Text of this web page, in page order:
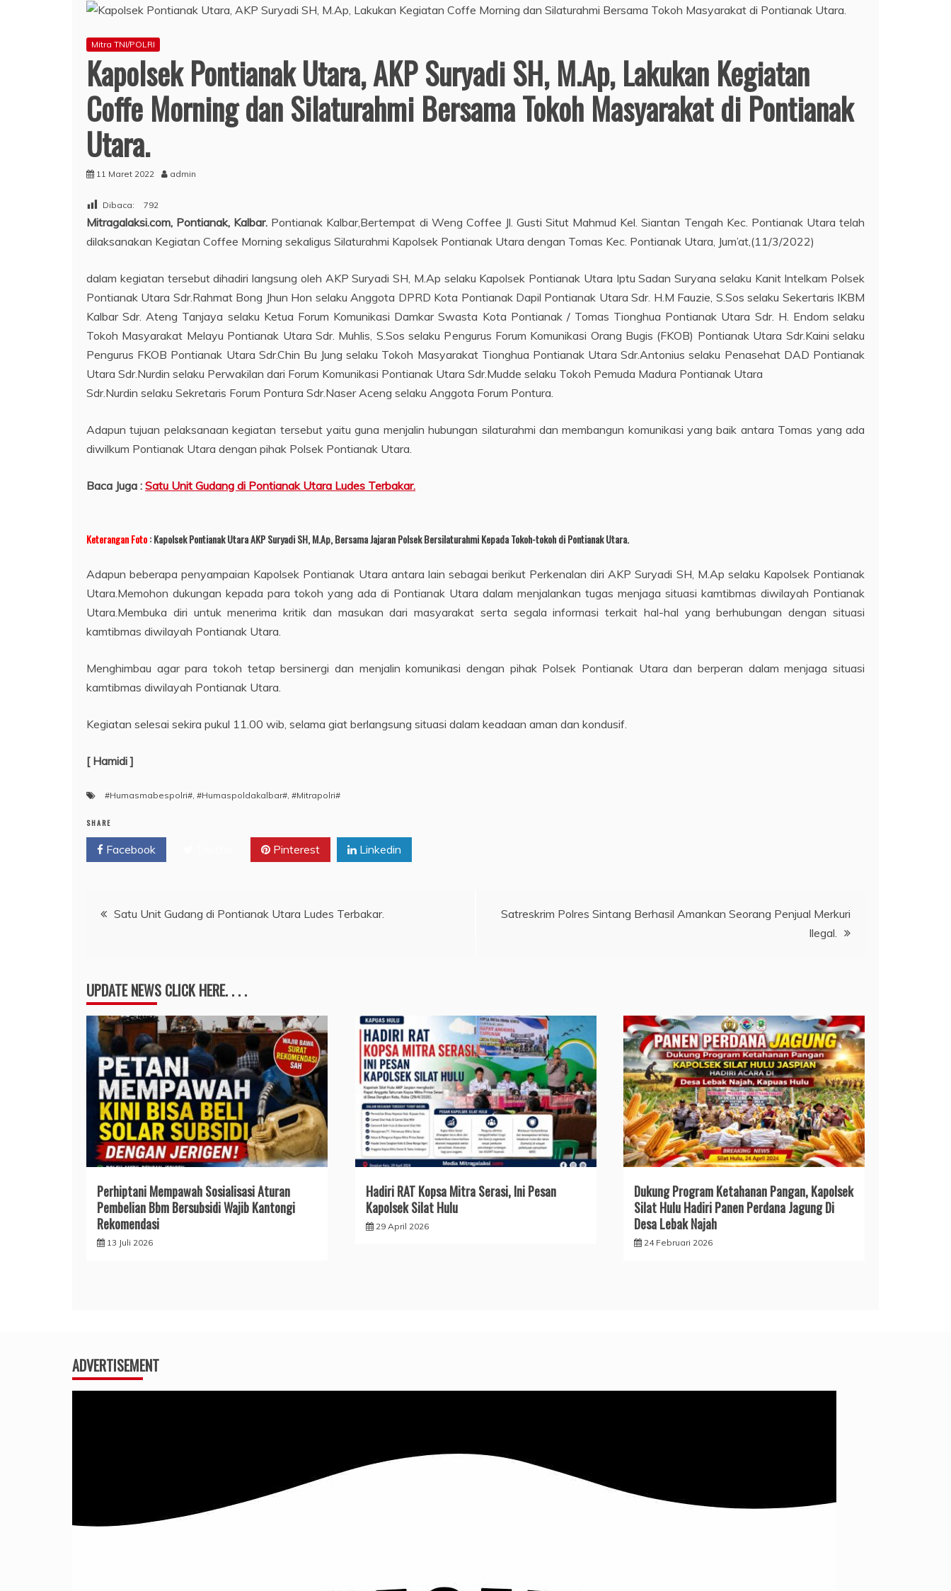
Mitra TNI/POLRI
Kapolsek Pontianak Utara, AKP Suryadi SH, M.Ap, Lakukan Kegiatan
Coffe Morning dan Silaturahmi Bersama Tokoh Masyarakat di Pontianak
Utara.
11 Maret 2022 admin
Dibaca: 792
Mitragalaksi.com, Pontianak, Kalbar. Pontianak Kalbar,Bertempat di Weng Coffee Jl. Gusti Situt Mahmud Kel. Siantan Tengah Kec. Pontianak Utara telah
dilaksanakan Kegiatan Coffee Morning sekaligus Silaturahmi Kapolsek Pontianak Utara dengan Tomas Kec. Pontianak Utara, Jum’at,(11/3/2022)
dalam kegiatan tersebut dihadiri langsung oleh AKP Suryadi SH, M.Ap selaku Kapolsek Pontianak Utara Iptu Sadan Suryana selaku Kanit Intelkam Polsek
Pontianak Utara Sdr.Rahmat Bong Jhun Hon selaku Anggota DPRD Kota Pontianak Dapil Pontianak Utara Sdr. H.M Fauzie, S.Sos selaku Sekertaris IKBM
Kalbar Sdr. Ateng Tanjaya selaku Ketua Forum Komunikasi Damkar Swasta Kota Pontianak / Tomas Tionghua Pontianak Utara Sdr. H. Endom selaku
Tokoh Masyarakat Melayu Pontianak Utara Sdr. Muhlis, S.Sos selaku Pengurus Forum Komunikasi Orang Bugis (FKOB) Pontianak Utara Sdr.Kaini selaku
Pengurus FKOB Pontianak Utara Sdr.Chin Bu Jung selaku Tokoh Masyarakat Tionghua Pontianak Utara Sdr.Antonius selaku Penasehat DAD Pontianak
Utara Sdr.Nurdin selaku Perwakilan dari Forum Komunikasi Pontianak Utara Sdr.Mudde selaku Tokoh Pemuda Madura Pontianak Utara
Sdr.Nurdin selaku Sekretaris Forum Pontura Sdr.Naser Aceng selaku Anggota Forum Pontura.
Adapun tujuan pelaksanaan kegiatan tersebut yaitu guna menjalin hubungan silaturahmi dan membangun komunikasi yang baik antara Tomas yang ada
diwilkum Pontianak Utara dengan pihak Polsek Pontianak Utara.
Baca Juga : Satu Unit Gudang di Pontianak Utara Ludes Terbakar.
Keterangan Foto: Kapolsek Pontianak Utara AKP Suryadi SH, M.Ap, Bersama Jajaran Polsek Bersilaturahmi Kepada Tokoh-tokoh di Pontianak Utara.
Adapun beberapa penyampaian Kapolsek Pontianak Utara antara lain sebagai berikut Perkenalan diri AKP Suryadi SH, M.Ap selaku Kapolsek Pontianak
Utara.Memohon dukungan kepada para tokoh yang ada di Pontianak Utara dalam menjalankan tugas menjaga situasi kamtibmas diwilayah Pontianak
Utara.Membuka diri untuk menerima kritik dan masukan dari masyarakat serta segala informasi terkait hal-hal yang berhubungan dengan situasi
kamtibmas diwilayah Pontianak Utara.
Menghimbau agar para tokoh tetap bersinergi dan menjalin komunikasi dengan pihak Polsek Pontianak Utara dan berperan dalam menjaga situasi
kamtibmas diwilayah Pontianak Utara.
Kegiatan selesai sekira pukul 11.00 wib, selama giat berlangsung situasi dalam keadaan aman dan kondusif.
[ Hamidi ]
#Humasmabespolri# #Humaspoldakalbar# #Mitrapolri#
SHARE
Facebook Pinterest Linkedin
Navigasi
Satu Unit Gudang di Pontianak Utara Ludes Terbakar.
Satreskrim Polres Sintang Berhasil Amankan Seorang Penjual Merkuri
Ilegal.
UPDATE NEWS CLICK HERE. . . .
Perhiptani Mempawah Sosialisasi Aturan
Pembelian Bbm Bersubsidi Wajib Kantongi
Rekomendasi
13 Juli 2026
Hadiri RAT Kopsa Mitra Serasi, Ini Pesan
Kapolsek Silat Hulu
29 April 2026
Dukung Program Ketahanan Pangan, Kapolsek
Silat Hulu Hadiri Panen Perdana Jagung Di
Desa Lebak Najah
24 Februari 2026
ADVERTISEMENT